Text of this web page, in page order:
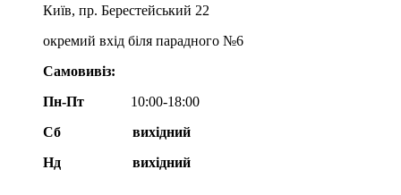
Київ, пр. Берестейський 22
окремий вхід біля парадного №6
Самовивіз:
Пн-Пт
10:00-18:00
Сб
вихідний
Нд
вихідний